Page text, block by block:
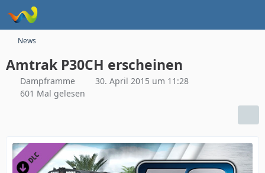
News
Amtrak P30CH erscheinen
Dampframme
30. April 2015 um 11:28
601 Mal gelesen